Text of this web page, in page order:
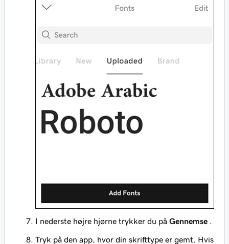
I nederste højre hjørne trykker du på Gennemse
Tryk på den app, hvor din skrifttype er gemt. Hvis